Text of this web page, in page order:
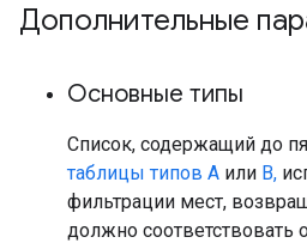
Дополнительные
Основные типы
Список, содержащий до
таблицы типов A или B,
фильтрации мест,
должно соответствовать